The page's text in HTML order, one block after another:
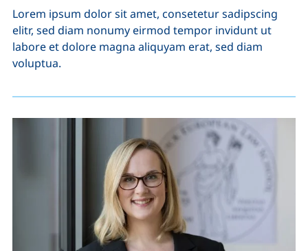
Lorem ipsum dolor sit amet, consetetur sadipscing
elitr, sed diam nonumy eirmod tempor invidunt ut
labore et dolore magna aliquyam erat, sed diam
voluptua.